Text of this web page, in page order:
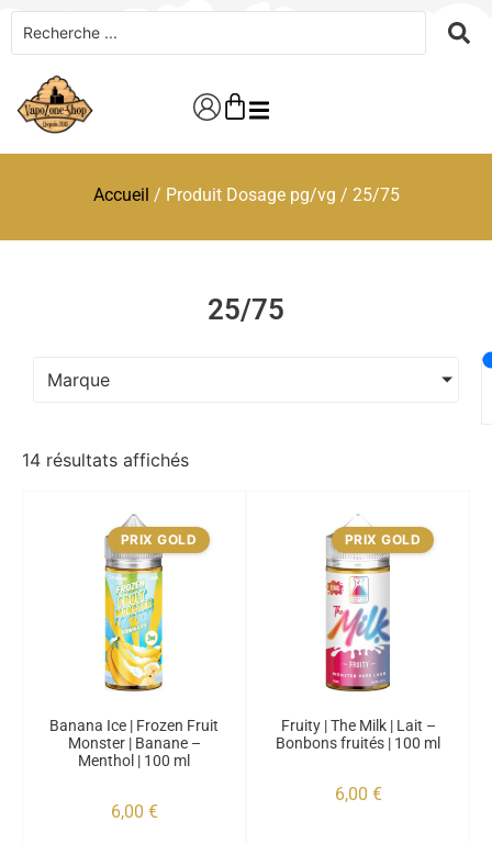
Accueil / Produit Dosage pg/vg / 25/75
25/75
Marque
14 résultats affichés
PRIX GOLD
Banana Ice | Frozen Fruit
Monster | Banane –
Menthol | 100 ml
6,00 €
PRIX GOLD
Fruity | The Milk | Lait –
Bonbons fruités | 100 ml
6,00 €